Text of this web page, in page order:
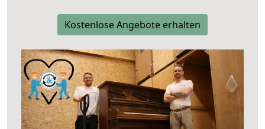
Kostenlose Angebote erhalten